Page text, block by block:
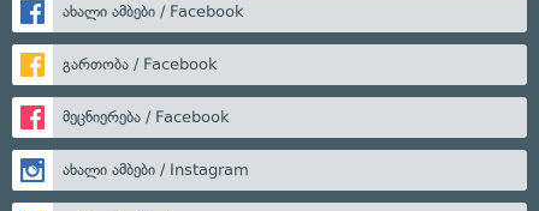
ახალი ამბები / Facebook
გართობა / Facebook
მეცნიერება / Facebook
ახალი ამბები / Instagram